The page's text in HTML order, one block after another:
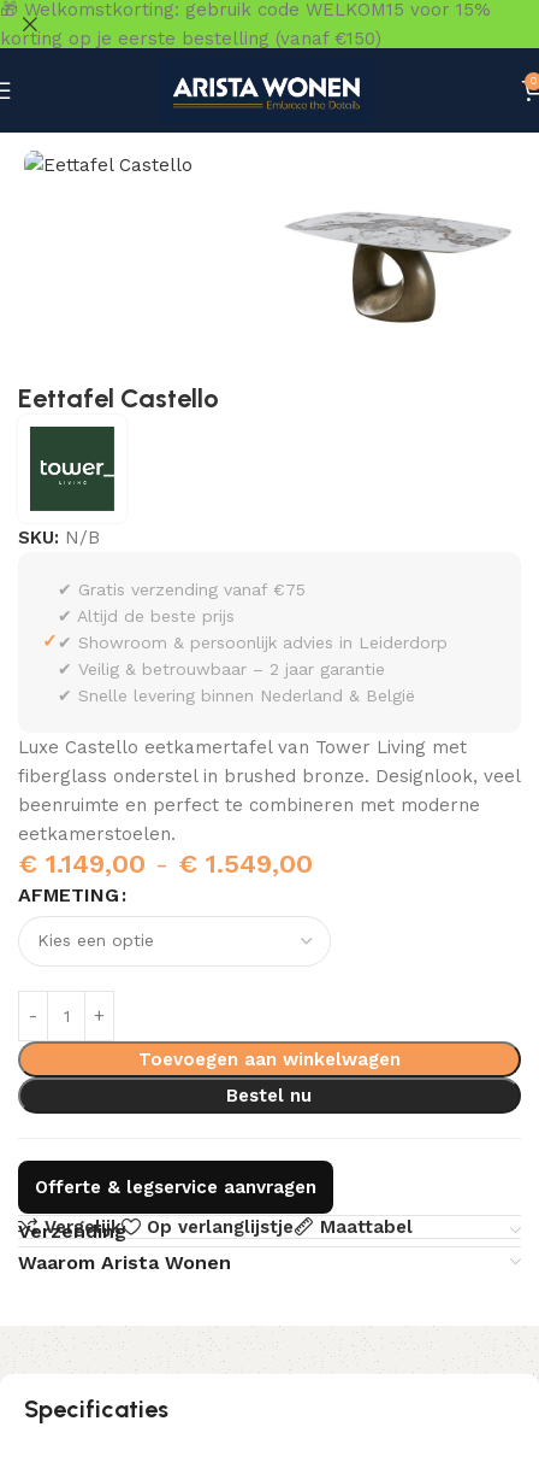
0
Eettafel Castello
SKU: N/B
✓
✔ Gratis verzending vanaf €75
✔ Altijd de beste prijs
✔ Showroom & persoonlijk advies in Leiderdorp
✔ Veilig & betrouwbaar – 2 jaar garantie
✔ Snelle levering binnen Nederland & België
Luxe Castello eetkamertafel van Tower Living met
fiberglass onderstel in brushed bronze. Designlook, veel
beenruimte en perfect te combineren met moderne
eetkamerstoelen.
€ 1.149,00 - € 1.549,00
AFMETING
Toevoegen aan winkelwagen
Bestel nu
Offerte & legservice aanvragen
Vergelijk
Op verlanglijstje Maattabel
Verzending
Waarom Arista Wonen
Specificaties
🎁 Welkomstkorting: gebruik code WELKOM15 voor 15%
korting op je eerste bestelling (vanaf €150)